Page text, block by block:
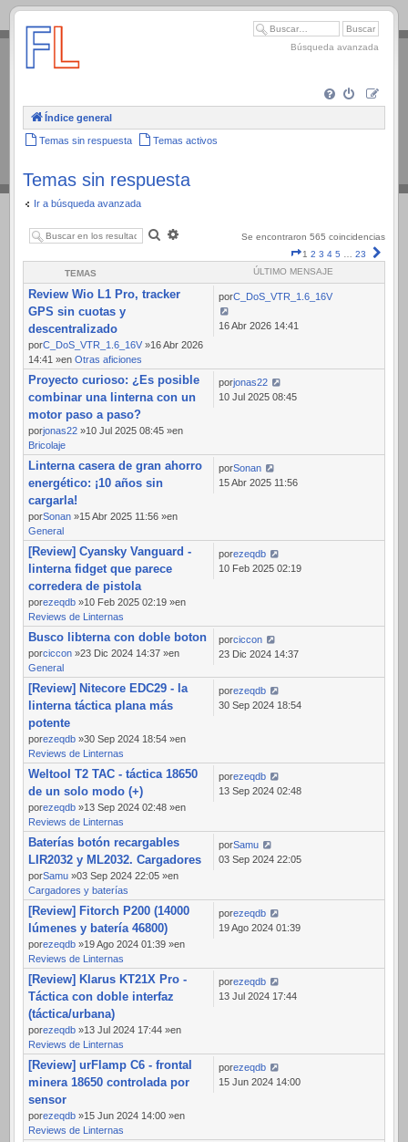
.
Búsqueda avanzada
Índice general
Temas sin respuesta Temas activos
Temas sin respuesta
Ir a búsqueda avanzada
Buscar
Se encontraron 565 coincidencias
Página
23
1 2 3 4 5 23
TEMAS ÚLTIMO MENSAJE
Review Wio L1 Pro, tracker
GPS sin cuotas y
descentralizado
porC_DoS_VTR_1.6_16V »16 Abr 2026
14:41 »en Otras aficiones
porC_DoS_VTR_1.6_16V
16 Abr 2026 14:41
Proyecto curioso: ¿Es posible
combinar una linterna con un
motor paso a paso?
porjonas22 »10 Jul 2025 08:45 »en
Bricolaje
porjonas22
10 Jul 2025 08:45
Linterna casera de gran ahorro
energético: ¡10 años sin
cargarla!
porSonan »15 Abr 2025 11:56 »en
General
porSonan
15 Abr 2025 11:56
[Review] Cyansky Vanguard -
linterna fidget que parece
corredera de pistola
porezeqdb »10 Feb 2025 02:19 »en
Reviews de Linternas
porezeqdb
10 Feb 2025 02:19
Busco libterna con doble boton
porciccon »23 Dic 2024 14:37 »en
General
porciccon
23 Dic 2024 14:37
[Review] Nitecore EDC29 - la
linterna táctica plana más
potente
porezeqdb »30 Sep 2024 18:54 »en
Reviews de Linternas
porezeqdb
30 Sep 2024 18:54
Weltool T2 TAC - táctica 18650
de un solo modo (+)
porezeqdb »13 Sep 2024 02:48 »en
Reviews de Linternas
porezeqdb
13 Sep 2024 02:48
Baterías botón recargables
LIR2032 y ML2032. Cargadores
porSamu »03 Sep 2024 22:05 »en
Cargadores y baterías
porSamu
03 Sep 2024 22:05
[Review] Fitorch P200 (14000
lúmenes y batería 46800)
porezeqdb »19 Ago 2024 01:39 »en
Reviews de Linternas
porezeqdb
19 Ago 2024 01:39
[Review] Klarus KT21X Pro -
Táctica con doble interfaz
(táctica/urbana)
porezeqdb »13 Jul 2024 17:44 »en
Reviews de Linternas
porezeqdb
13 Jul 2024 17:44
[Review] urFlamp C6 - frontal
minera 18650 controlada por
sensor
porezeqdb »15 Jun 2024 14:00 »en
Reviews de Linternas
porezeqdb
15 Jun 2024 14:00